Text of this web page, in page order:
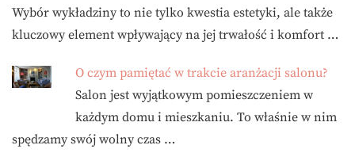
Wybór wykładziny to nie tylko kwestia estetyki, ale także
kluczowy element wpływający na jej trwałość i komfort …
O czym pamiętać w trakcie aranżacji salonu?
Salon jest wyjątkowym pomieszczeniem w
każdym domu i mieszkaniu. To właśnie w nim
spędzamy swój wolny czas …